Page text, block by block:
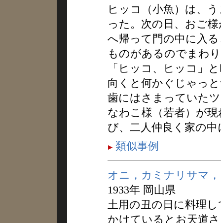
ヒッコ（小魚）は、
った。次の日、おご
へ帰って門の中に入
ものがあるのでまわ
「ヒッコ、ヒッコ」
向くと何かぐじゃっ
歯にはさまっていた
なわこ様（若者）が
び、二人仲良く家の
類似事例
オニ，カミナリサマ
1933年 岡山県
土用の丑の日に料理
かけているとお天道